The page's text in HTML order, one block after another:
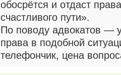
обосрётся и отдаст
счастливого пути».
По поводу адвокатов —
права в подобной
телефончик, цена